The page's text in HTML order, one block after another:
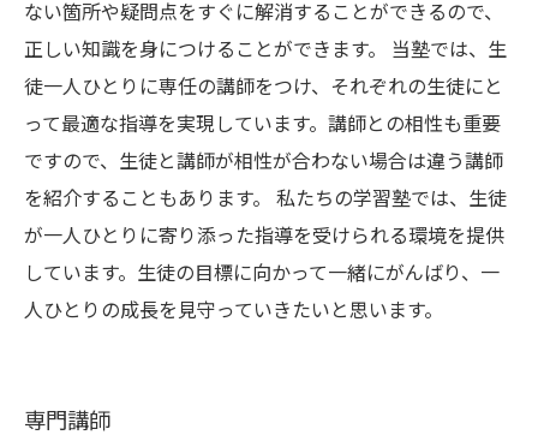
ない箇所や疑問点をすぐに解消することができるので、
正しい知識を身につけることができます。 当塾では、生
徒一人ひとりに専任の講師をつけ、それぞれの生徒にと
って最適な指導を実現しています。講師との相性も重要
ですので、生徒と講師が相性が合わない場合は違う講師
を紹介することもあります。 私たちの学習塾では、生徒
が一人ひとりに寄り添った指導を受けられる環境を提供
しています。生徒の目標に向かって一緒にがんばり、一
人ひとりの成長を見守っていきたいと思います。
専門講師